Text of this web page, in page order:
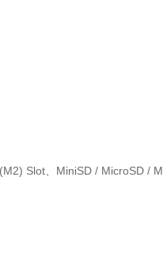
Slot、MiniSD / MicroSD / M